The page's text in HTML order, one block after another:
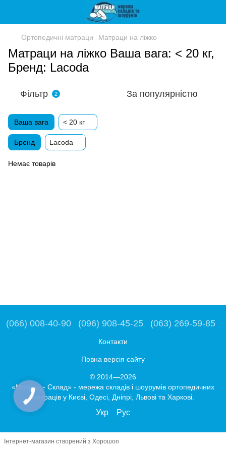
Ортопедичні матраци Матраци на ліжко
Матраци на ліжко Ваша вага: < 20 кг,
Бренд: Lacoda
Фільтр 2 За популярністю
Ваша вага < 20 кг
Бренд Lacoda
Немає товарів
(066) 008-40-90 (096) 908-45-25 (063) 269-59-85
Контакти
Повна версія сайту
© 2014—2026
«Матрац - Склад» - мережа складів і шоурумів ортопедичних
матраців у Києві, Одесі, Дніпрі, Львові та Харкові.
Укр Рус
Інтернет-магазин створений з Хорошоп